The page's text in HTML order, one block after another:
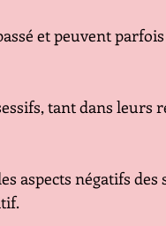
et peuvent
tant dans leurs
aspects négatifs